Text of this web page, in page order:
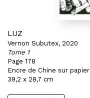
LUZ
Vernon Subutex, 2020
Tome 1
Page 178
Encre de Chine sur papier
39,2 x 28,7 cm